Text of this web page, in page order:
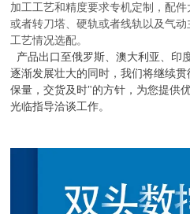
加工工艺和精度要求专机定制，配
或者转刀塔、硬轨或者线轨以及气
工艺情况选配。
产品出口至俄罗斯、澳大利亚、印
逐渐发展壮大的同时，我们将继续
保量，交货及时"的方针，为您提供
光临指导洽谈工作。